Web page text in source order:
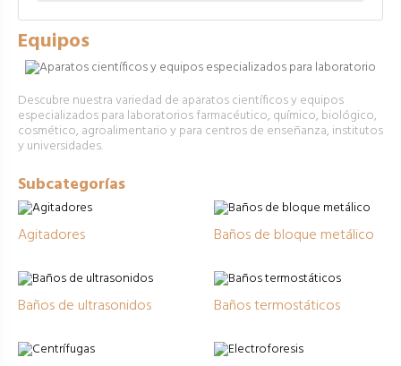
Equipos
Descubre nuestra variedad de aparatos científicos y equipos
especializados para laboratorios farmacéutico, químico, biológico,
cosmético, agroalimentario y para centros de enseñanza, institutos
y universidades.
Subcategorías
Agitadores Baños de bloque metálico
Baños de ultrasonidos Baños termostáticos